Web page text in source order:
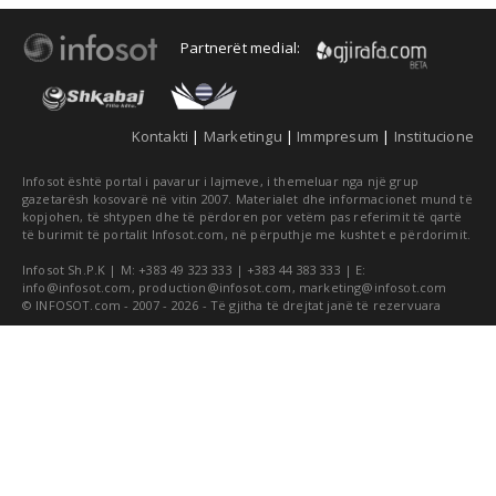
Partnerët medial:
Kontakti | Marketingu | Immpresum | Institucione
Infosot është portal i pavarur i lajmeve, i themeluar nga një grup
gazetarësh kosovarë në vitin 2007. Materialet dhe informacionet mund të
kopjohen, të shtypen dhe të përdoren por vetëm pas referimit të qartë
të burimit të portalit Infosot.com, në përputhje me kushtet e përdorimit.
Infosot Sh.P.K | M: +383 49 323 333 | +383 44 383 333 | E:
info@infosot.com , production@infosot.com , marketing@infosot.com
© INFOSOT.com - 2007 - 2026 - Të gjitha të drejtat janë të rezervuara